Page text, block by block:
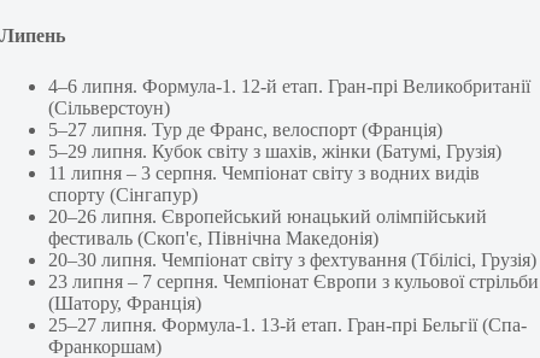
Липень
4–6 липня. Формула-1. 12-й етап. Гран-прі Великобританії
(Сільверстоун)
5–27 липня. Тур де Франс, велоспорт (Франція)
5–29 липня. Кубок світу з шахів, жінки (Батумі, Грузія)
11 липня – 3 серпня. Чемпіонат світу з водних видів
спорту (Сінгапур)
20–26 липня. Європейський юнацький олімпійський
фестиваль (Скоп'є, Північна Македонія)
20–30 липня. Чемпіонат світу з фехтування (Тбілісі, Грузія)
23 липня – 7 серпня. Чемпіонат Європи з кульової стрільби
(Шатору, Франція)
25–27 липня. Формула-1. 13-й етап. Гран-прі Бельгії (Спа-
Франкоршам)